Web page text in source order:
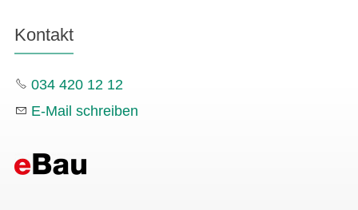
Kontakt
034 420 12 12
E-Mail schreiben